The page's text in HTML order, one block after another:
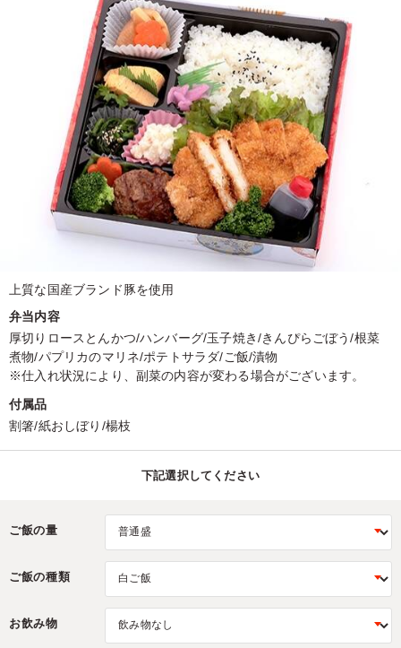
上質な国産ブランド豚を使用
弁当内容
厚切りロースとんかつ/ハンバーグ/玉子焼き/きんぴらごぼう/根菜
煮物/パプリカのマリネ/ポテトサラダ/ご飯/漬物
※仕入れ状況により、副菜の内容が変わる場合がございます。
付属品
割箸/紙おしぼり/楊枝
下記選択してください
ご飯の量
ご飯の種類
お飲み物